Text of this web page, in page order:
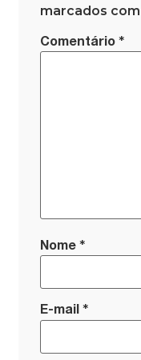
marcados
Comentário*
Nome*
E-mail*